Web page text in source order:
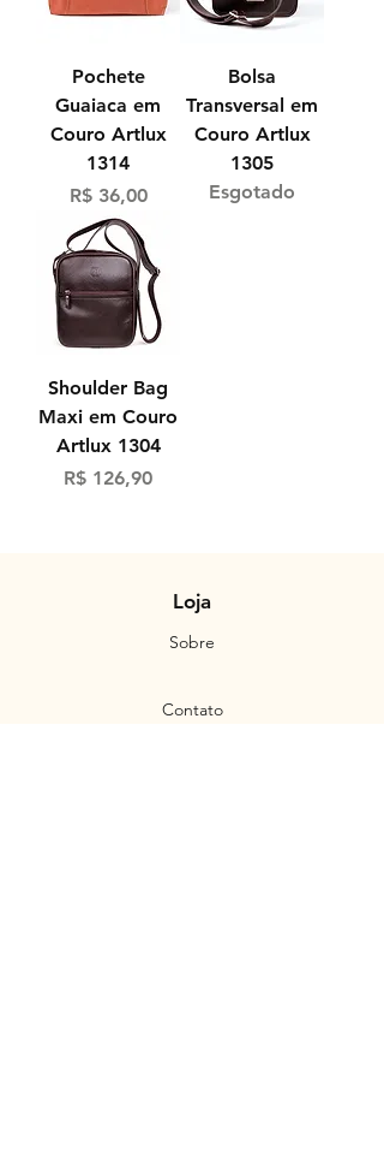
Pochete
Guaiaca em
Couro Artlux
1314
Preço
R$ 36,00
Bolsa
Transversal em
Couro Artlux
1305
Esgotado
Shoulder Bag
Maxi em Couro
Artlux 1304
Preço
R$ 126,90
Loja
Sobre
Contato